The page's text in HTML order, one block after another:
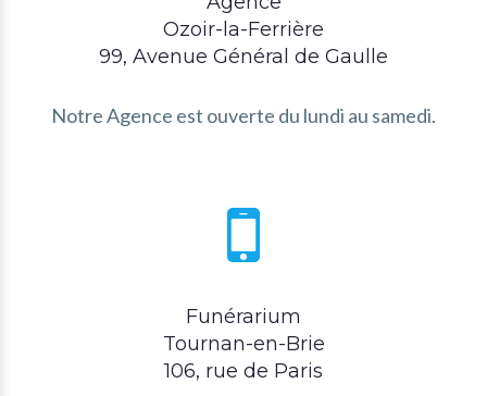
Ozoir-la-Ferrière
99, Avenue Général de Gaulle
Notre Agence est ouverte du lundi au samedi.
Funérarium
Tournan-en-Brie
106, rue de Paris